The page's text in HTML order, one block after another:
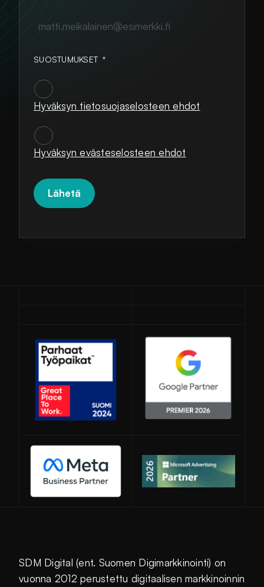
SUOSTUMUKSET *
Hyväksyn tietosuojaselosteen ehdot
SUOSTUMUKSET
Hyväksyn evästeselosteen ehdot
Avautuu uuteen ikkunaan
SDM Digital (ent. Suomen Digimarkkinointi) on
vuonna 2012 perustettu digitaalisen markkinoinnin